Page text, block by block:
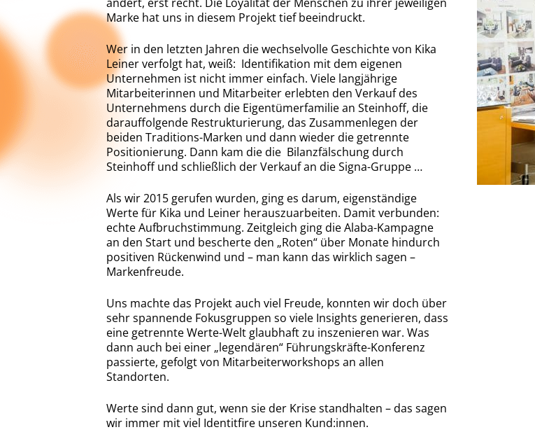
Marke hat uns in diesem Projekt tief beeindruckt.
Wer in den letzten Jahren die wechselvolle Geschichte von Kika
Leiner verfolgt hat, weiß: Identifikation mit dem eigenen
Unternehmen ist nicht immer einfach. Viele langjährige
Mitarbeiterinnen und Mitarbeiter erlebten den Verkauf des
Unternehmens durch die Eigentümerfamilie an Steinhoff, die
darauffolgende Restrukturierung, das Zusammenlegen der
beiden Traditions-Marken und dann wieder die getrennte
Positionierung. Dann kam die die Bilanzfälschung durch
Steinhoff und schließlich der Verkauf an die Signa-Gruppe …
Als wir 2015 gerufen wurden, ging es darum, eigenständige
Werte für Kika und Leiner herauszuarbeiten. Damit verbunden:
echte Aufbruchstimmung. Zeitgleich ging die Alaba-Kampagne
an den Start und bescherte den „Roten“ über Monate hindurch
positiven Rückenwind und – man kann das wirklich sagen –
Markenfreude.
Uns machte das Projekt auch viel Freude, konnten wir doch über
sehr spannende Fokusgruppen so viele Insights generieren, dass
eine getrennte Werte-Welt glaubhaft zu inszenieren war. Was
dann auch bei einer „legendären“ Führungskräfte-Konferenz
passierte, gefolgt von Mitarbeiterworkshops an allen
Standorten.
Werte sind dann gut, wenn sie der Krise standhalten – das sagen
wir immer mit viel Identitfire unseren Kund:innen.